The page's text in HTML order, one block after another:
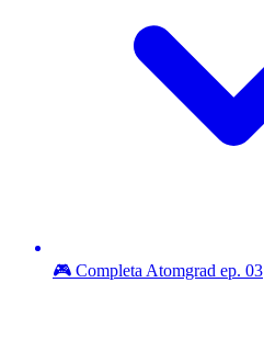
🎮 Completa Atomgrad ep. 03